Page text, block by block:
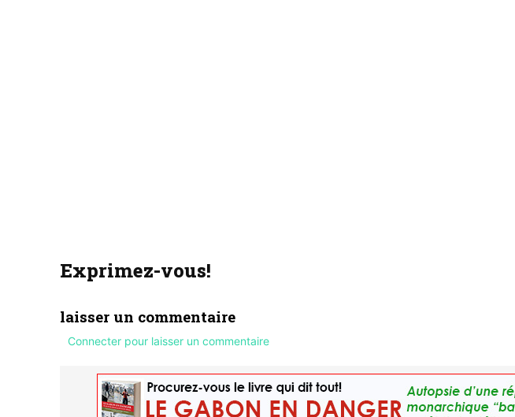
Exprimez-vous!
laisser un commentaire
Connecter pour laisser un commentaire